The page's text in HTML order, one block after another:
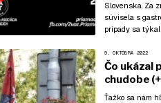
Slovenska. Za
súvisela s
prípady sa
9. OKTÓBRA 2022
Čo ukázal
chudobe
Ťažko sa nám